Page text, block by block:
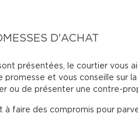
D'ACHAT
présentées, le courtier vous
promesse et vous conseille sur
ou de présenter une contre-
faire des compromis pour